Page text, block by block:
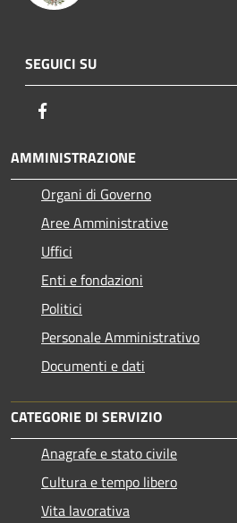
SEGUICI SU
AMMINISTRAZIONE
Organi di Governo
Aree Amministrative
Uffici
Enti e fondazioni
Politici
Personale Amministrativo
Documenti e dati
CATEGORIE DI SERVIZIO
Anagrafe e stato civile
Cultura e tempo libero
Vita lavorativa